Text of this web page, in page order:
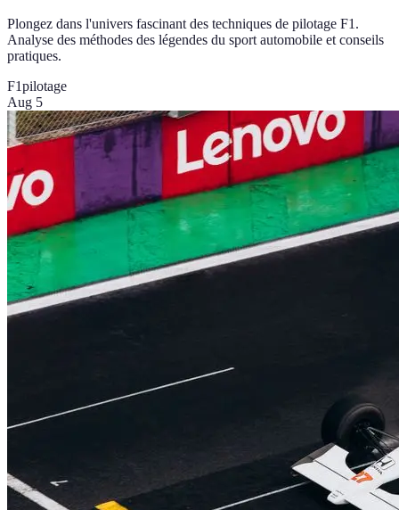
Plongez dans l'univers fascinant des techniques de pilotage F1.
Analyse des méthodes des légendes du sport automobile et conseils
pratiques.
F1pilotage
Aug 5